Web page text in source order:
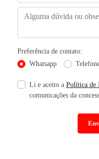
Preferência de contato:
Whatsapp
Li e aceito a Política de
comunicações da